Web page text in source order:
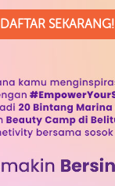
DAFTAR SEKARANG!